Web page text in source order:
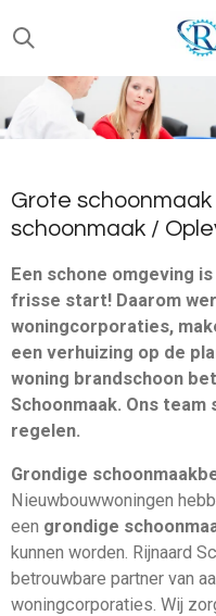
Ga
direct
hoofdinhoud
Grote
schoonmaak /
Een schone omgeving
frisse start! Daarom
woningcorporaties,
een verhuizing op de
woning brandschoon
Schoonmaak. Ons
regelen.
Grondige
Nieuwbouwwoningen
een grondige
kunnen worden. Rijnaard
betrouwbare partner van
woningcorporaties. Wij